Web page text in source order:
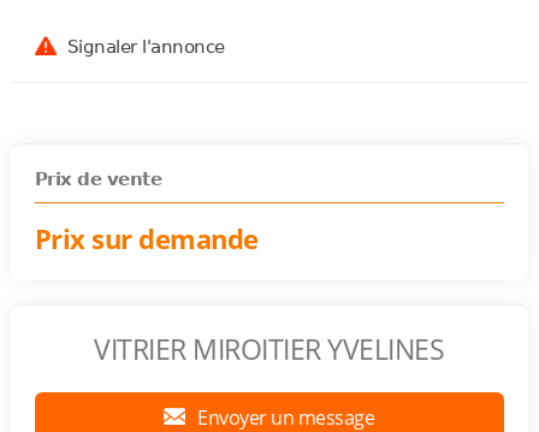
Signaler l'annonce
Prix de vente
Prix sur demande
VITRIER MIROITIER YVELINES
Envoyer un message